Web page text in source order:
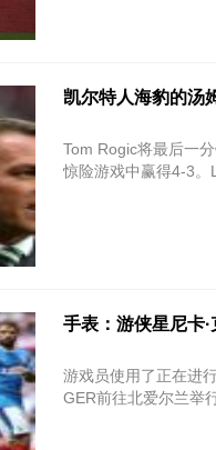
凯尔特人海豹的汤
Tom Rogic将最后一
惊险游戏中赢得4-3
手表：游侠星尼卡
游戏员使用了正在进
GER前往北爱尔兰举